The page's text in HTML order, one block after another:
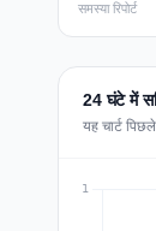
समस्या रिपोर्ट
24 घंटे में
यह चार्ट